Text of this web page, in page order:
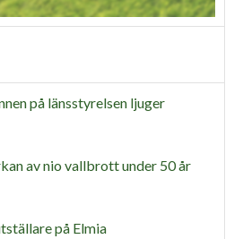
på länsstyrelsen ljuger
av nio vallbrott under 50 år
på Elmia